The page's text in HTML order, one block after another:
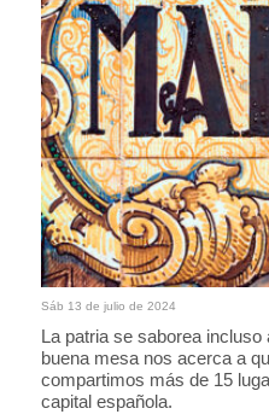
Sáb 13 de julio de 2024
La patria se saborea
buena mesa nos acerca a
compartimos más de 15
capital española.